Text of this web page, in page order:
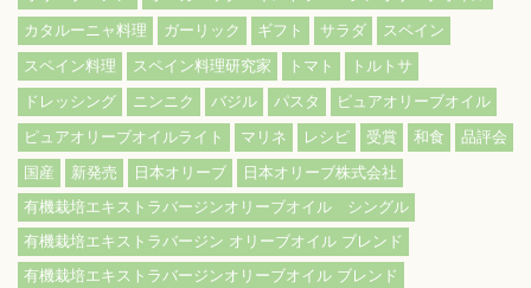
カタルーニャ料理
ガーリック ギフト サラダ
スペイン
スペイン料理
スペイン料理研究家 トマト
トルトサ
ドレッシング
ニンニク バジル パスタ
ピュアオリーブオイル
ピュアオリーブオイルライト
マリネ レシピ 受賞 和食
品評会
国産
新発売 日本オリーブ
日本オリーブ株式会社
有機栽培エキストラバージンオリーブオイル シングル
有機栽培エキストラバージン オリーブオイル ブレンド
有機栽培エキストラバージンオリーブオイル ブレンド